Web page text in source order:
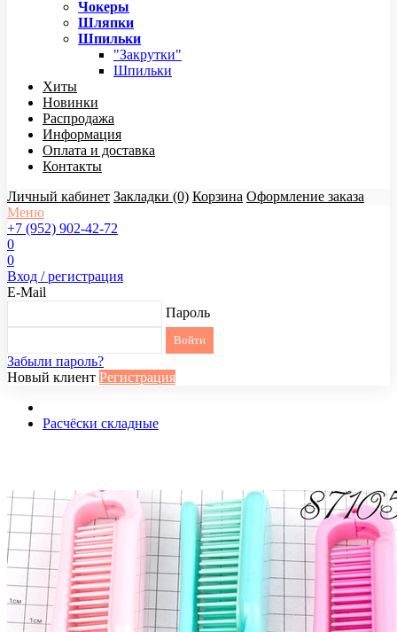
Чокеры
Шляпки
Шпильки
"Закрутки"
Шпильки
Хиты
Новинки
Распродажа
Информация
Оплата и доставка
Контакты
Личный кабинет Закладки (0) Корзина Оформление заказа
Меню
+7 (952) 902-42-72
0
0
Вход / регистрация
E-Mail
Пароль
Забыли пароль?
Новый клиент Регистрация
Расчёски складные